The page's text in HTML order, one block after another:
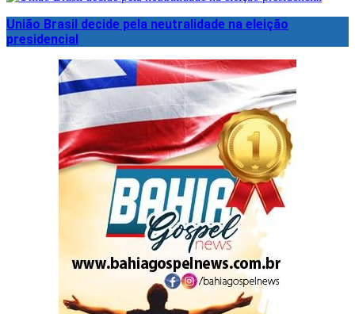
União Brasil decide pela neutralidade na eleição
presidencial